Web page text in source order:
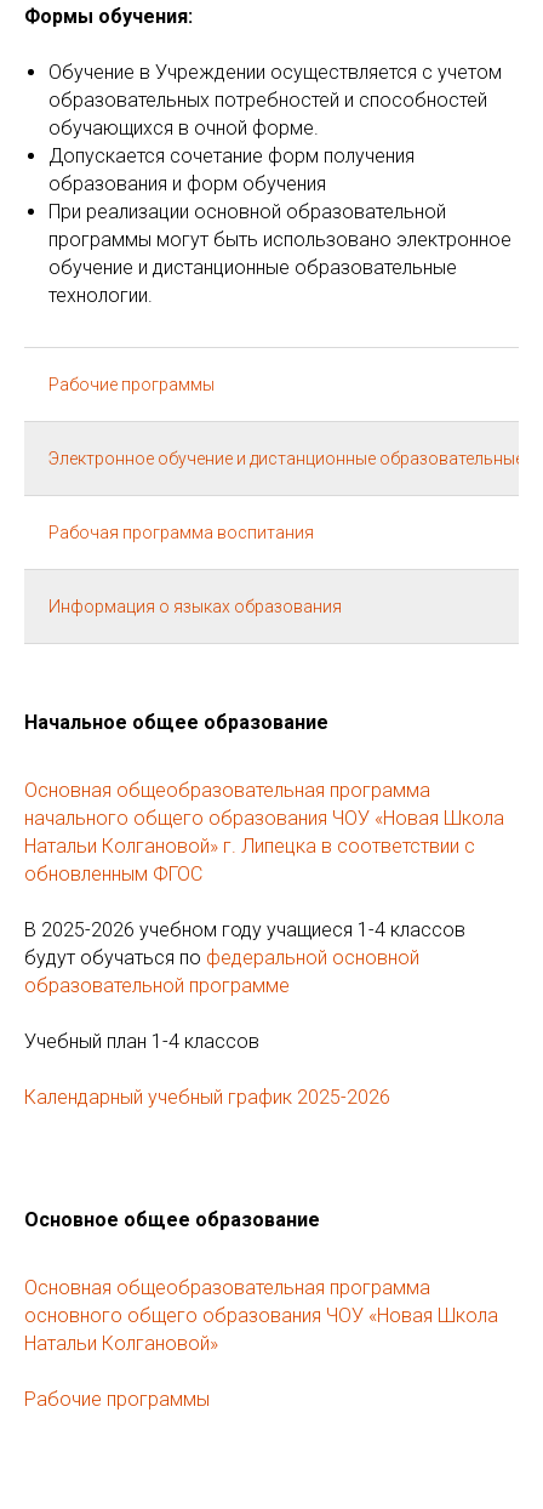
Формы обучения:
Обучение в Учреждении осуществляется с учетом
образовательных потребностей и способностей
обучающихся в очной форме.
Допускается сочетание форм получения
образования и форм обучения
При реализации основной образовательной
программы могут быть использовано электронное
обучение и дистанционные образовательные
технологии.
Рабочие программы
Электронное обучение и дистанционные образовательные
Рабочая программа воспитания
Информация о языках образования
Начальное общее образование
Основная общеобразовательная программа
начального общего образования ЧОУ «Новая Школа
Натальи Колгановой» г. Липецка в соответствии с
обновленным ФГОС
В 2025-2026 учебном году учащиеся 1-4 классов
будут обучаться по федеральной основной
образовательной программе
Учебный план 1-4 классов
Календарный учебный график 2025-2026
Основное общее образование
Основная общеобразовательная программа
основного общего образования ЧОУ «Новая Школа
Натальи Колгановой»
Рабочие программы